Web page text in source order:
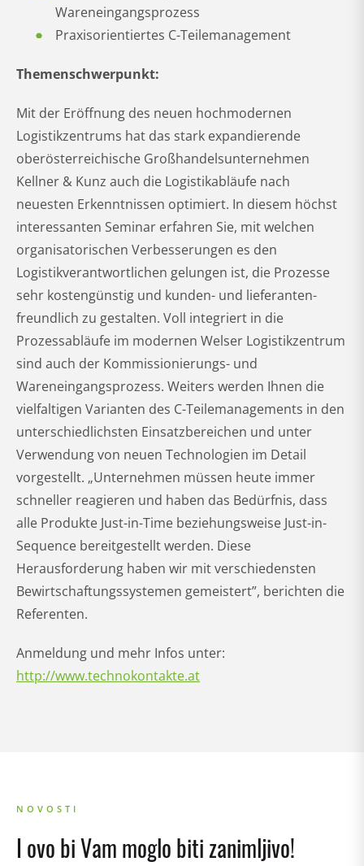
Wareneingangsprozess
Praxisorientiertes C-Teilemanagement
Themenschwerpunkt:
Mit der Eröffnung des neuen hochmodernen
Logistikzentrums hat das stark expandierende
oberösterreichische Großhandelsunternehmen
Kellner & Kunz auch die Logistikabläufe nach
neuesten Erkenntnissen optimiert. In diesem höchst
interessanten Seminar erfahren Sie, mit welchen
organisatorischen Verbesserungen es den
Logistikverantwortlichen gelungen ist, die Prozesse
sehr kostengünstig und kunden- und lieferanten-
freundlich zu gestalten. Voll integriert in die
Prozessabläufe im modernen Welser Logistikzentrum
sind auch der Kommissionierungs- und
Wareneingangsprozess. Weiters werden Ihnen die
vielfaltigen Varianten des C-Teilemanagements in den
unterschiedlichsten Einsatzbereichen und unter
Verwendung von neuen Technologien im Detail
vorgestellt. „Unternehmen müssen heute immer
schneller reagieren und haben das Bedürfnis, dass
alle Produkte Just-in-Time beziehungsweise Just-in-
Sequence bereitgestellt werden. Diese
Herausforderung haben wir mit verschiedensten
Bewirtschaftungssystemen gemeistert”, berichten die
Referenten.
Anmeldung und mehr Infos unter:
http://www.technokontakte.at
NOVOSTI
I ovo bi Vam moglo biti zanimljivo!